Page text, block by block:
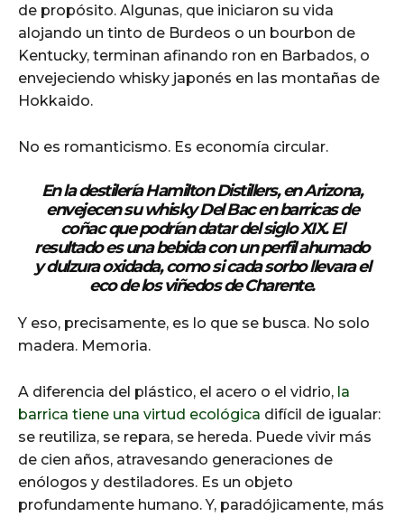
de propósito. Algunas, que iniciaron su vida
alojando un tinto de Burdeos o un bourbon de
Kentucky, terminan afinando ron en Barbados, o
envejeciendo whisky japonés en las montañas de
Hokkaido.
No es romanticismo. Es economía circular.
En la destileríaHamilton Distillers, en Arizona,
envejecen su whisky Del Bac en barricas de
coñac que podrían datar del siglo XIX. El
resultado es una bebida con un perfil ahumado
y dulzura oxidada, como si cada sorbo llevara el
eco de los viñedos de Charente.
Y eso, precisamente, es lo que se busca. No solo
madera. Memoria.
A diferencia del plástico, el acero o el vidrio, la
barrica tiene una virtud ecológica difícil de igualar:
se reutiliza, se repara, se hereda. Puede vivir más
de cien años, atravesando generaciones de
enólogos y destiladores. Es un objeto
profundamente humano. Y, paradójicamente, más